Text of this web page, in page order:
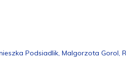
Podsiadlik, Malgorzota Gorol,